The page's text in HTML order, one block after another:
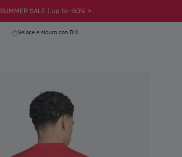
SUMMER SALE | up to -60% >
Veloce e sicuro con DHL